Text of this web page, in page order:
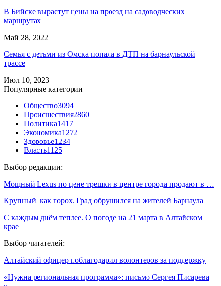
В Бийске вырастут цены на проезд на садоводческих
маршрутах
Май 28, 2022
Семья с детьми из Омска попала в ДТП на барнаульской
трассе
Июл 10, 2023
Популярные категории
Общество3094
Происшествия2860
Политика1417
Экономика1272
Здоровье1234
Власть1125
Выбор редакции:
Мощный Lexus по цене трешки в центре города продают в …
Крупный, как горох. Град обрушился на жителей Барнаула
С каждым днём теплее. О погоде на 21 марта в Алтайском
крае
Выбор читателей:
Алтайский офицер поблагодарил волонтеров за поддержку
«Нужна региональная программа»: письмо Сергея Писарева